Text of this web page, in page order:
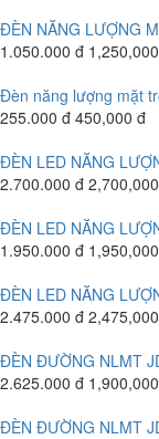
ĐÈN NĂNG LƯỢNG
1.050.000 đ
Đèn năng lượng mặt
255.000 đ 450,000 đ
ĐÈN LED NĂNG
2.700.000 đ
ĐÈN LED NĂNG
1.950.000 đ
ĐÈN LED NĂNG
2.475.000 đ
ĐÈN ĐƯỜNG NLMT
2.625.000 đ
ĐÈN ĐƯỜNG NLMT